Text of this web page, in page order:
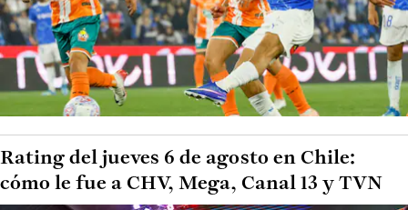
Rating del jueves 6 de agosto en Chile:
cómo le fue a CHV, Mega, Canal 13 y TVN